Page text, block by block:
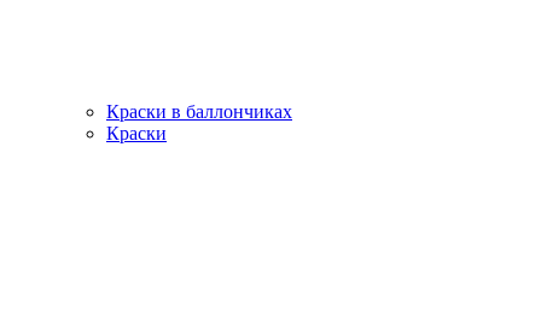
Краски в баллончиках
Краски